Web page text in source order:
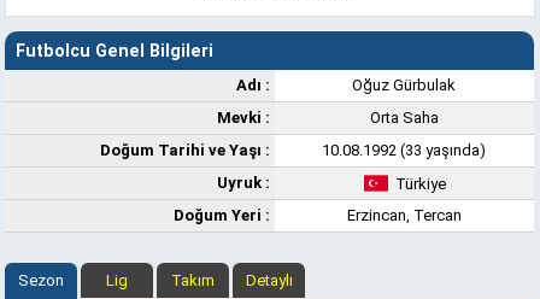
Futbolcu Genel Bilgileri
Adı :
Oğuz Gürbulak
Mevki :
Orta Saha
Doğum Tarihi ve Yaşı :
10.08.1992 (33 yaşında)
Uyruk :
Türkiye
Doğum Yeri :
Erzincan, Tercan
Sezon Lig Takım Detaylı